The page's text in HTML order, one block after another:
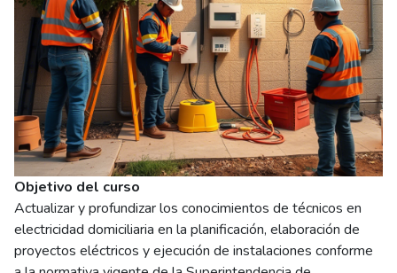
Objetivo del curso
Actualizar y profundizar los conocimientos de técnicos en
electricidad domiciliaria en la planificación, elaboración de
proyectos eléctricos y ejecución de instalaciones conforme